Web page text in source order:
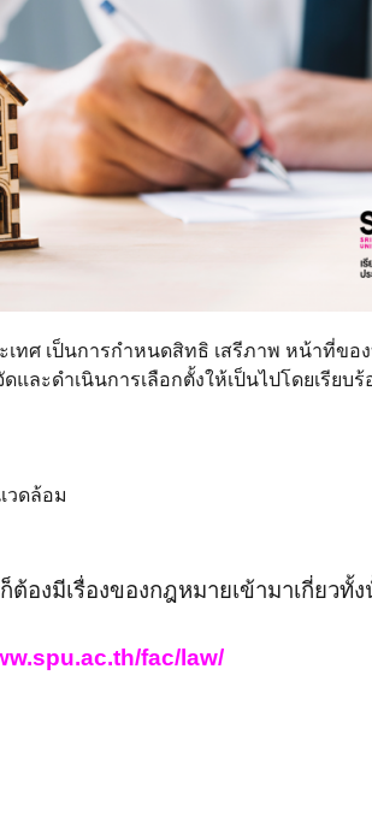
ทศ เป็นการกำหนดสิทธิ เสรีภาพ หน้าที่ขอ
ะดำเนินการเลือกตั้งให้เป็นไปโดยเรียบร้
วดล้อม
ต้องมีเรื่องของกฎหมายเข้ามาเกี่ยว
fac/law/